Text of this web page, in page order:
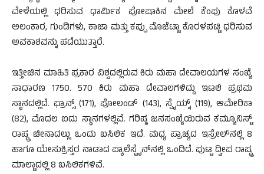
ವೇಳೆಯಲ್ಲಿ ಧರಿಸುವ ಧಾರ್ಮಿಕ ಪೋಷಾಕಿನ ಮೇಲೆ ಕೆಂಪು ಕೊಳವೆ
ಅಲಂಕಾರ, ಗುಂಡಿಗಳು, ಕಾಜಾ ಮತ್ತು ಕಪ್ಪು ಮೊಜೆಟ್ಟಾ ಕೊರಳಪಟ್ಟಿ ಧರಿಸುವ
ಅವಕಾಶವನ್ನು ಪಡೆಯುತ್ತಾರೆ.
ಇತ್ತೀಚಿನ ಮಾಹಿತಿ ಪ್ರಕಾರ ವಿಶ್ವದಲ್ಲಿರುವ ಕಿರು ಮಹಾ ದೇವಾಲಯಗಳ ಸಂಖ್ಯೆ
ಸಾಧಾರಣ 1750. 570 ಕಿರು ಮಹಾ ದೇವಾಲಗಳಿದ್ದು ಇಟಲಿ ಪ್ರಥಮ
ಸ್ಥಾನದಲ್ಲಿದೆ. ಫ್ರಾನ್ಸ್ (171), ಪೋಲಂಡ್ (143), ಸ್ಪೈಯ್ನ್ (119), ಆಮೇರಿಕಾ
(82), ಮೊದಲ ಐದು ಸ್ಥಾನಗಳಲ್ಲಿವೆ. ಗರಿಷ್ಠ ಜನಸಂಖ್ಯೆಯಿರುವ ಕಮ್ಯೂನಿಸ್ಟ್
ರಾಷ್ಟ್ರ ಚೀನಾದಲ್ಲು ಒಂದು ಬಸಿಲಿಕ ಇದೆ. ಮಧ್ಯ ಪ್ರಾಚ್ಯದ ಇಸ್ರೇಲ್‍ನಲ್ಲಿ 8
ಹಾಗೂ ಯೇಸುಕ್ರಿಸ್ತರ ನಾಡಾದ ಪ್ಯಾಲೆಸ್ಟೈನ್‍ನಲ್ಲಿ ಒಂದಿದೆ. ಪುಟ್ಟ ದ್ವೀಪ ರಾಷ್ಟ್ರ
ಮಾಲ್ಟಾದಲ್ಲಿ 8 ಬಸಿಲಿಕಗಳಿವೆ.